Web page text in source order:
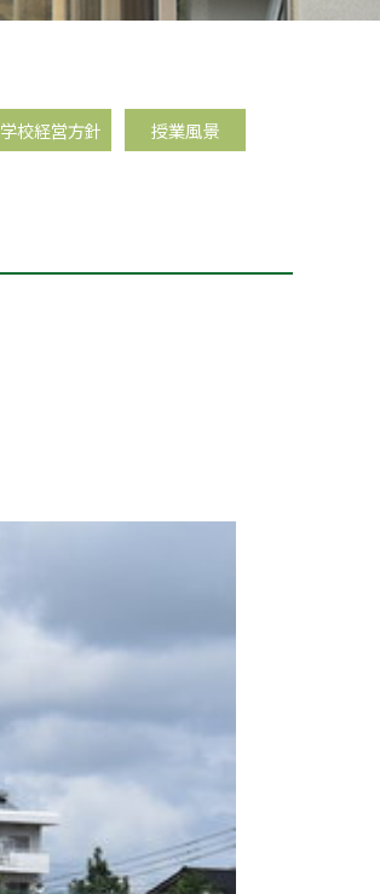
学校経営方針 授業風景